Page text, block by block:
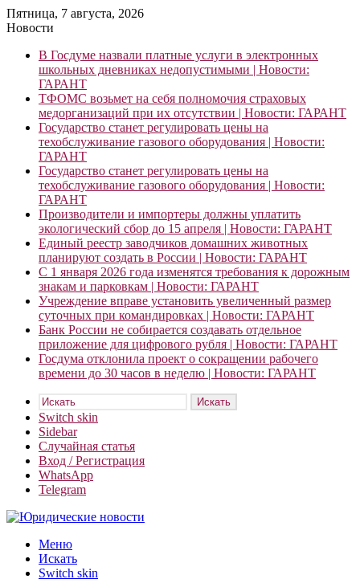
Пятница, 7 августа, 2026
Новости
В Госдуме назвали платные услуги в электронных
школьных дневниках недопустимыми | Новости:
ГАРАНТ
ТФОМС возьмет на себя полномочия страховых
медорганизаций при их отсутствии | Новости: ГАРАНТ
Государство станет регулировать цены на
техобслуживание газового оборудования | Новости:
ГАРАНТ
Государство станет регулировать цены на
техобслуживание газового оборудования | Новости:
ГАРАНТ
Производители и импортеры должны уплатить
экологический сбор до 15 апреля | Новости: ГАРАНТ
Единый реестр заводчиков домашних животных
планируют создать в России | Новости: ГАРАНТ
С 1 января 2026 года изменятся требования к дорожным
знакам и парковкам | Новости: ГАРАНТ
Учреждение вправе установить увеличенный размер
суточных при командировках | Новости: ГАРАНТ
Банк России не собирается создавать отдельное
приложение для цифрового рубля | Новости: ГАРАНТ
Госдума отклонила проект о сокращении рабочего
времени до 30 часов в неделю | Новости: ГАРАНТ
Искать
Switch skin
Sidebar
Случайная статья
Вход / Регистрация
WhatsApp
Telegram
Меню
Искать
Switch skin